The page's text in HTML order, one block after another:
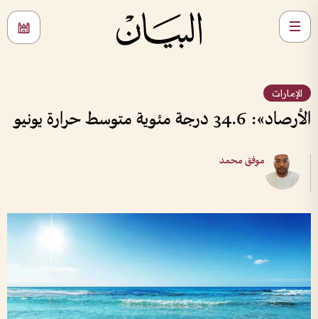
الإمارات
الأرصاد»: 34.6 درجة مئوية متوسط حرارة يونيو
موفق محمد